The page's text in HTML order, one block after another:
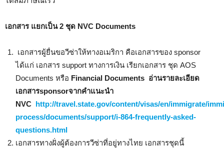
เอกสาร แยกเป็น 2 ชุด NVC Documents
เอกสารผู้ยื่นขอวีซ่าให้ทางอเมริกา คือเอกสารของ sponsor
ได้แก่ เอกสาร support ทางการเงิน เรียกเอกสาร ชุด AOS
Documents หรือ Financial Documents อ่านรายละเอียด
เอกสารsponsorจากคำแนะนำ
NVC http://travel.state.gov/content/visas/en/immigrate/
process/documents/support/i-864-frequently-asked-
questions.html
เอกสารทางฝั่งผู้ต้องการวีซ่าที่อยู่ทางไทย เอกสารชุดนี้